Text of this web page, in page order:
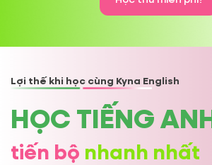
Lợi thế khi học cùng Kyna English
HỌC TIẾNG ANH
tiến bộ nhanh nhất